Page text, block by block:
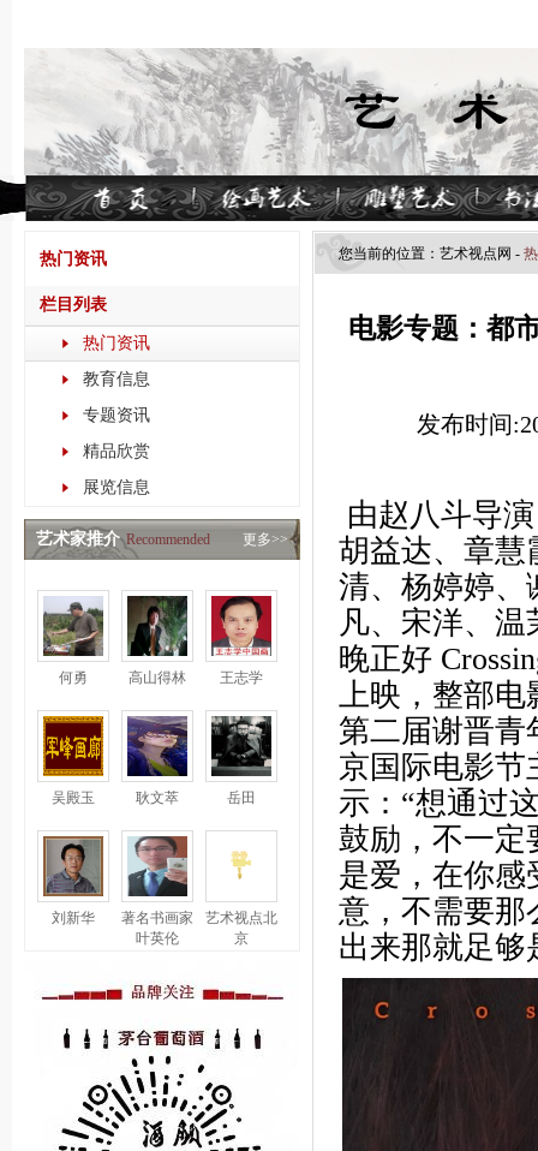
热门资讯
栏目列表
热门资讯
教育信息
专题资讯
精品欣赏
展览信息
艺术家推介 Recommended 更多>>
何勇 高山得林 王志学
吴殿玉 耿文萃 岳田
刘新华
著名书画家
叶英伦
艺术视点北
京
您当前的位置： 艺术视点​网 -
电影专题：都
发布时间
由赵八斗导
胡益达、章慧
清、杨婷婷、
凡、宋洋、
晚正好
上映，整部电
第二届谢晋青
京国际电影节
示：“想通过
鼓励，不一定
是爱，在你感
意，不需要那
出来那就足